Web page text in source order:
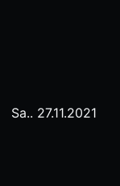
Sa.. 27.11.2021